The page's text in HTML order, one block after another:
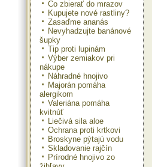
Čo zbierať do mrazov
Kupujete nové rastliny?
Zasaďme ananás
Nevyhadzujte banánové
šupky
Tip proti lupinám
Výber zemiakov pri
nákupe
Náhradné hnojivo
Majorán pomáha
alergikom
Valeriána pomáha
kvitnúť
Liečivá sila aloe
Ochrana proti krtkovi
Broskyne pýtajú vodu
Skladovanie rajčín
Prírodné hnojivo zo